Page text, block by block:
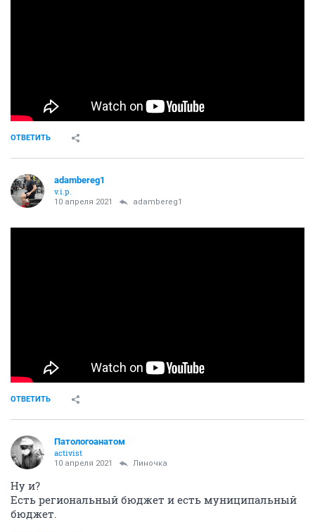
ОТВЕТИТЬ
adambereg1
v.i.p.
10 апреля 2021 adambereg1
ОТВЕТИТЬ
Патологоанатом
activist
10 апреля 2021 Линочка
Ну и?
Есть региональный бюджет и есть муниципальный
бюджет.